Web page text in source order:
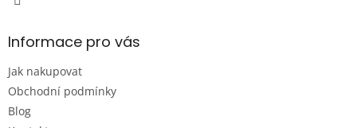
Informace pro vás
Jak nakupovat
Obchodní podmínky
Blog